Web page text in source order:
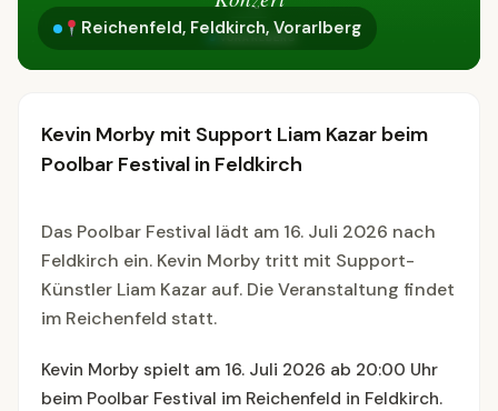
Reichenfeld, Feldkirch, Vorarlberg
Kevin Morby mit Support Liam Kazar beim
Poolbar Festival in Feldkirch
Das Poolbar Festival lädt am 16. Juli 2026 nach
Feldkirch ein. Kevin Morby tritt mit Support-
Künstler Liam Kazar auf. Die Veranstaltung findet
im Reichenfeld statt.
Kevin Morby spielt am 16. Juli 2026 ab 20:00 Uhr
beim Poolbar Festival im Reichenfeld in Feldkirch.